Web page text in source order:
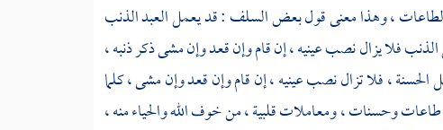
الطاعات ، وهذا معنى قول بعض السلف : قد يعمل العبد الذنب
فلا يزال نصب عينيه ، إن قام وإن قعد وإن مشى ذكر ذنبه ،
، فلا تزال نصب عينيه ، إن قام وإن قعد وإن مشى ، كلما
وحسنات ، ومعاملات قلبية ، من خوف الله والحياء منه ،